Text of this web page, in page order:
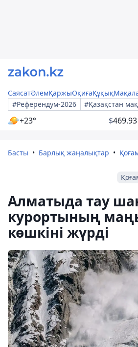
СаясатӘлемҚаржыОқиғаҚұқық
#Референдум-2026
#Қазақстан
+23° $469.93
Басты Барлық жаңалықтар
Алматыда тау
курортының
көшкіні жүрді